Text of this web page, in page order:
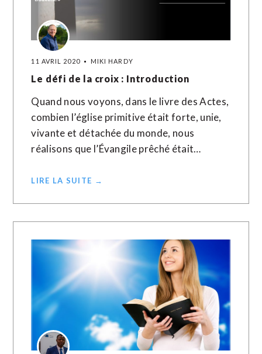
11 AVRIL 2020 MIKI HARDY
Le défi de la croix : Introduction
Quand nous voyons, dans le livre des Actes,
combien l’église primitive était forte, unie,
vivante et détachée du monde, nous
réalisons que l’Évangile prêché était…
LIRE LA SUITE →